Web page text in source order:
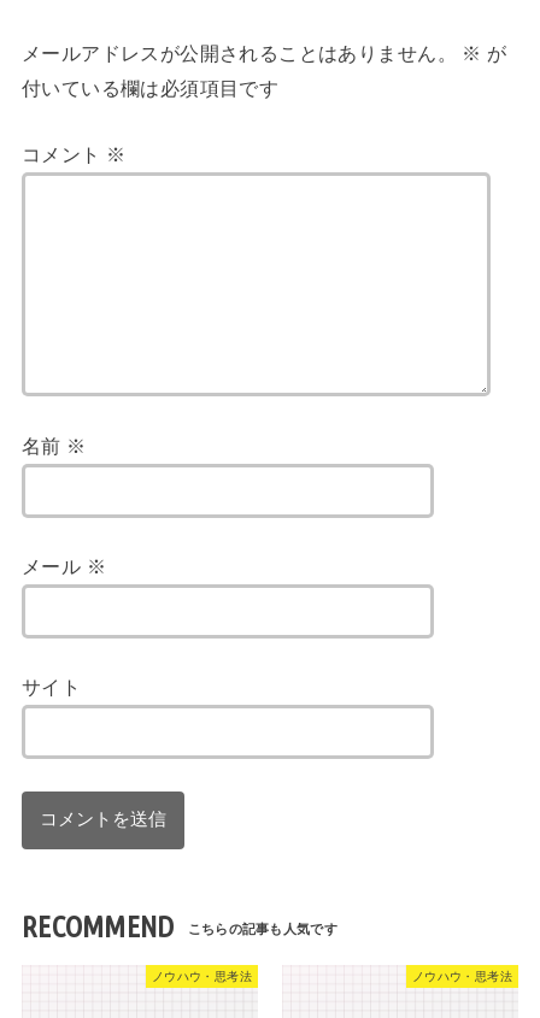
メールアドレスが公開されることはありません。 ※ が
付いている欄は必須項目です
コメント ※
名前 ※
メール ※
サイト
RECOMMEND
ノウハウ・思考法 ノウハウ・思考法